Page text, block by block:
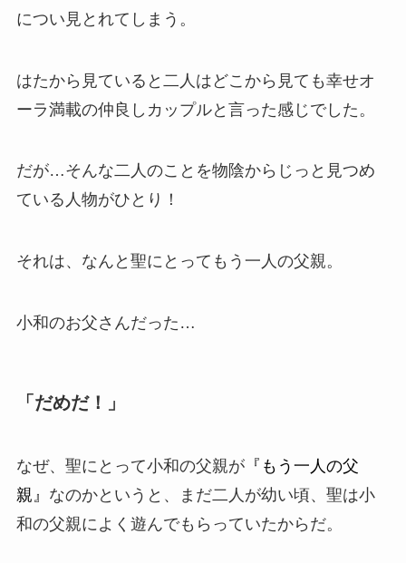
につい見とれてしまう。
はたから見ていると二人はどこから見ても幸せオ
ーラ満載の仲良しカップルと言った感じでした。
だが…そんな二人のことを物陰からじっと見つめ
ている人物がひとり！
それは、なんと聖にとってもう一人の父親。
小和のお父さんだった…
「だめだ！」
なぜ、聖にとって小和の父親が『もう一人の父
親』 なのかというと、まだ二人が幼い頃、聖は小
和の父親によく遊んでもらっていたからだ。